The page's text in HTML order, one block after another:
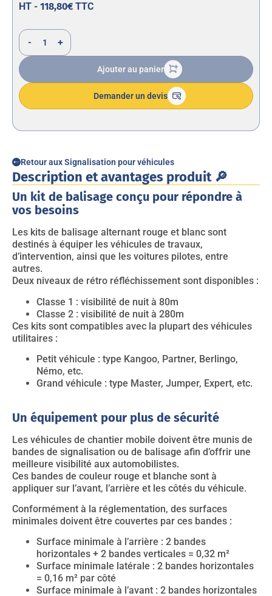
HT - 118,80€ TTC
- +
Ajouter au panier
Demander un devis
Retour aux Signalisation pour véhicules
Description et avantages produit 🔎
Un kit de balisage conçu pour répondre à
vos besoins
Les kits de balisage alternant rouge et blanc sont
destinés à équiper les véhicules de travaux,
d’intervention, ainsi que les voitures pilotes, entre
autres.
Deux niveaux de rétro réfléchissement sont disponibles :
Classe 1 : visibilité de nuit à 80m
Classe 2 : visibilité de nuit à 280m
Ces kits sont compatibles avec la plupart des véhicules
utilitaires :
Petit véhicule : type Kangoo, Partner, Berlingo,
Némo, etc.
Grand véhicule : type Master, Jumper, Expert, etc.
Un équipement pour plus de sécurité
Les véhicules de chantier mobile doivent être munis de
bandes de signalisation ou de balisage afin d’offrir une
meilleure visibilité aux automobilistes.
Ces bandes de couleur rouge et blanche sont à
appliquer sur l’avant, l’arrière et les côtés du véhicule.
Conformément à la réglementation, des surfaces
minimales doivent être couvertes par ces bandes :
Surface minimale à l’arrière : 2 bandes
horizontales + 2 bandes verticales = 0,32 m²
Surface minimale latérale : 2 bandes horizontales
= 0,16 m² par côté
Surface minimale à l’avant : 2 bandes horizontales